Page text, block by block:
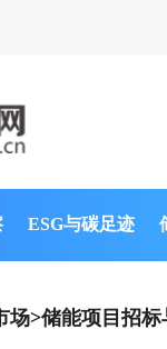
ESG与碳足迹
场>储能项目招标